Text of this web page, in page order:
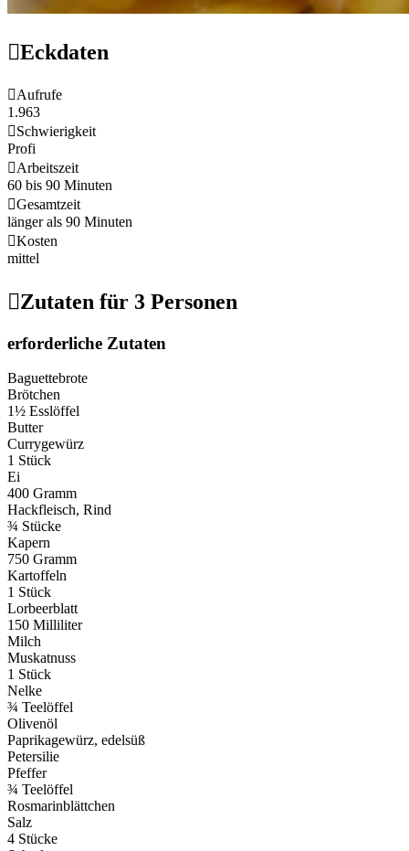
Eckdaten
Aufrufe
1.963
Schwierigkeit
Profi
Arbeitszeit
60 bis 90 Minuten
Gesamtzeit
länger als 90 Minuten
Kosten
mittel
Zutaten für 3 Personen
erforderliche Zutaten
Baguettebrote
Brötchen
1½ Esslöffel
Butter
Currygewürz
1 Stück
Ei
400 Gramm
Hackfleisch, Rind
¾ Stücke
Kapern
750 Gramm
Kartoffeln
1 Stück
Lorbeerblatt
150 Milliliter
Milch
Muskatnuss
1 Stück
Nelke
¾ Teelöffel
Olivenöl
Paprikagewürz, edelsüß
Petersilie
Pfeffer
¾ Teelöffel
Rosmarinblättchen
Salz
4 Stücke